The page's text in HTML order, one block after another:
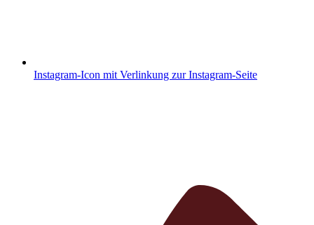
Instagram-Icon mit Verlinkung zur Instagram-Seite